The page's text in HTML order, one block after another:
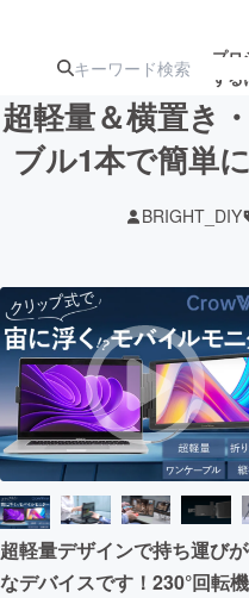
プロ
する
ターン
注目の新
ジェクト
アート・写真
テクノロジー・
映像・映画
ビジネス・起業
まちづくり・地域
超軽量＆横置き
ブル1本で簡単
BRIGHT_DIY
超軽量デザインで持ち運び
なデバイスです！230°回転